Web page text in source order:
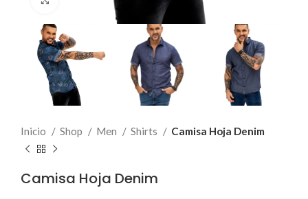
Inicio Shop Men Shirts Camisa Hoja Denim
Camisa Hoja Denim